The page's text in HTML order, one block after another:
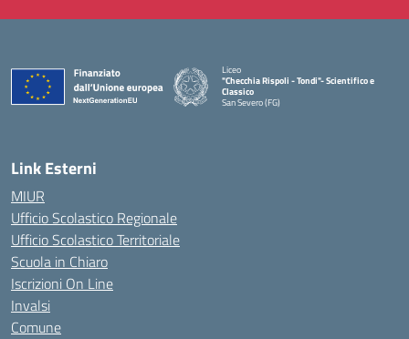
Liceo
"Checchia Rispoli - Tondi"- Scientifico e
Classico
San Severo (FG)
Link Esterni
MIUR
Ufficio Scolastico Regionale
Ufficio Scolastico Territoriale
Scuola in Chiaro
Iscrizioni On Line
Invalsi
Comune